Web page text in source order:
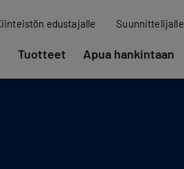
edustajalle Suunnittelijalle
Tuotteet Apua hankintaan